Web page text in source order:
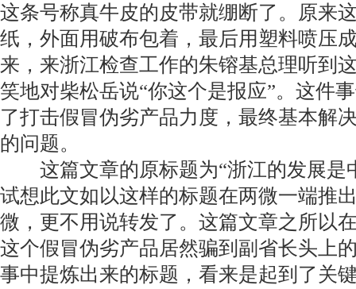
这条号称真牛皮的皮带就绷断了。原来
纸，外面用破布包着，最后用塑料喷压
来，来浙江检查工作的朱镕基总理听到
笑地对柴松岳说“你这个是报应”。这件
了打击假冒伪劣产品力度，最终基本解
的问题。
这篇文章的原标题为“浙江的发展是
试想此文如以这样的标题在两微一端推
微，更不用说转发了。这篇文章之所以
这个假冒伪劣产品居然骗到副省长头上
事中提炼出来的标题，看来是起到了关